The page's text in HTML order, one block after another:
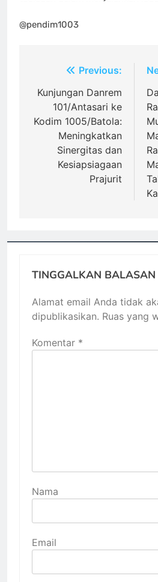
@pendim1003
Navigasi
pos
Previous:
Kunjungan Danrem
101/Antasari ke
Kodim 1005/Batola:
Meningkatkan
Sinergitas dan
Kesiapsiagaan
Prajurit
TINGGALKAN BALASAN
Alamat email Anda tidak
dipublikasikan. Ruas yang
Komentar *
Nama
Email